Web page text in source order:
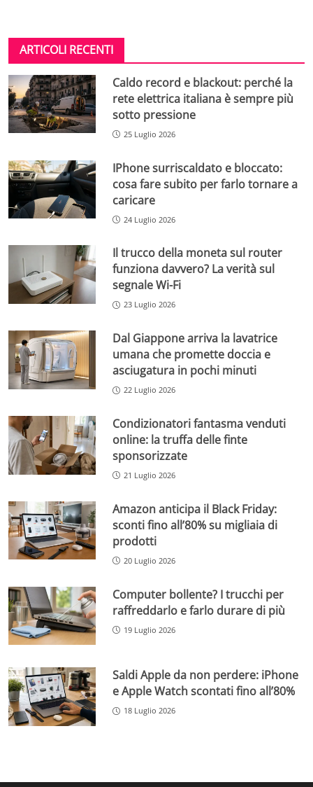
ARTICOLI RECENTI
Caldo record e blackout: perché la
rete elettrica italiana è sempre più
sotto pressione
25 Luglio 2026
IPhone surriscaldato e bloccato:
cosa fare subito per farlo tornare a
caricare
24 Luglio 2026
Il trucco della moneta sul router
funziona davvero? La verità sul
segnale Wi-Fi
23 Luglio 2026
Dal Giappone arriva la lavatrice
umana che promette doccia e
asciugatura in pochi minuti
22 Luglio 2026
Condizionatori fantasma venduti
online: la truffa delle finte
sponsorizzate
21 Luglio 2026
Amazon anticipa il Black Friday:
sconti fino all’80% su migliaia di
prodotti
20 Luglio 2026
Computer bollente? I trucchi per
raffreddarlo e farlo durare di più
19 Luglio 2026
Saldi Apple da non perdere: iPhone
e Apple Watch scontati fino all’80%
18 Luglio 2026